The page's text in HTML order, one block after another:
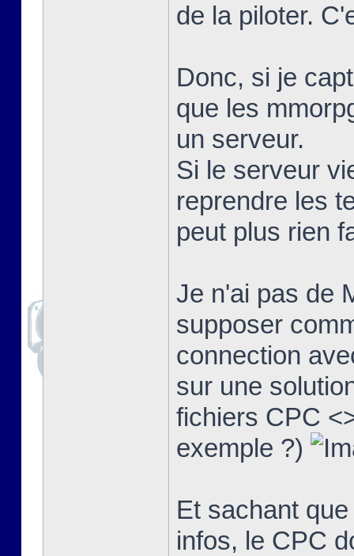
de la piloter.
Donc, si je
que les
un serveur.
Si le serveur
reprendre les
peut plus rien
Je n'ai pas de
supposer
connection
sur une
fichiers CPC
exemple ?)
Et sachant
infos, le CPC